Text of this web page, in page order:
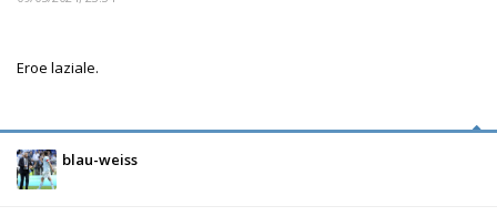
Eroe laziale.
blau-weiss